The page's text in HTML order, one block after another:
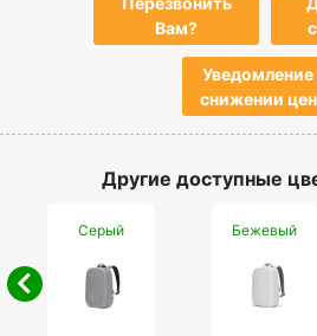
Вам?
Уведомление
снижении
Другие доступные
Серый Бежевый